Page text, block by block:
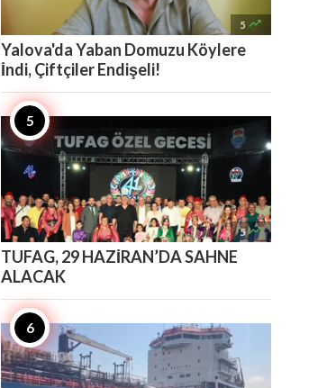
5 
Yalova'da Yaban Domuzu Köylere
İndi, Çiftçiler Endişeli!
5 
TUFAG, 29 HAZİRAN’DA SAHNE
ALACAK